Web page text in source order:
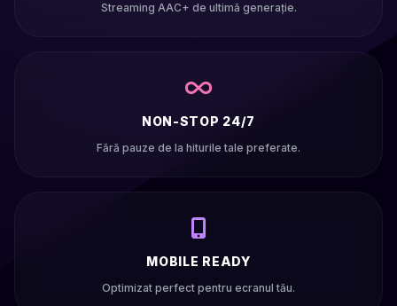
Streaming AAC+ de ultimă generație.
NON-STOP 24/7
Fără pauze de la hiturile tale preferate.
MOBILE READY
Optimizat perfect pentru ecranul tău.